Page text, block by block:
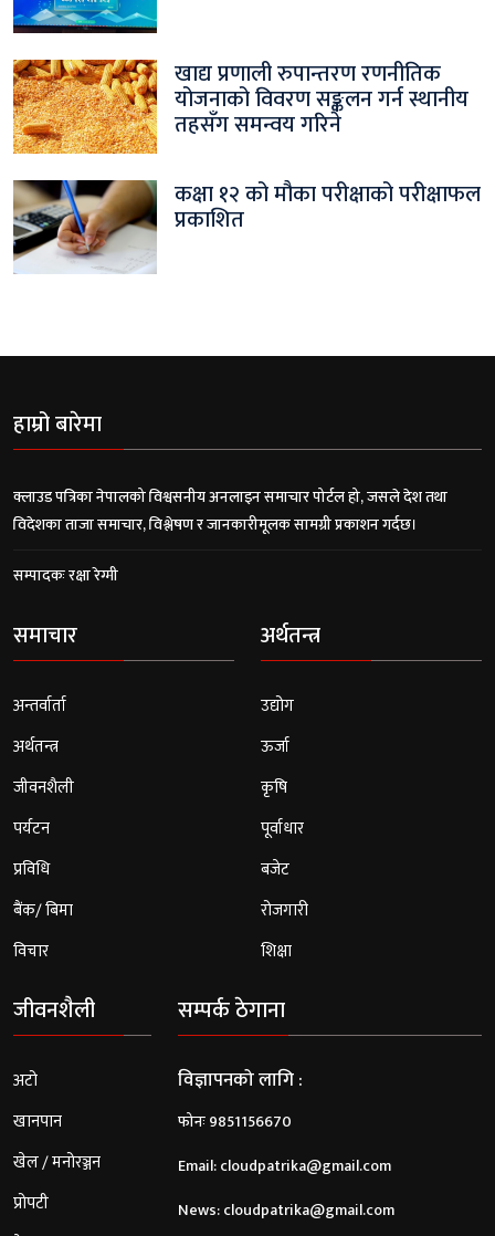
खाद्य प्रणाली रुपान्तरण रणनीतिक
योजनाको विवरण सङ्कलन गर्न स्थानीय
तहसँग समन्वय गरिने
कक्षा १२ को मौका परीक्षाको परीक्षाफल
प्रकाशित
हाम्रो बारेमा
क्लाउड पत्रिका नेपालको विश्वसनीय अनलाइन समाचार पोर्टल हो, जसले देश तथा
विदेशका ताजा समाचार, विश्लेषण र जानकारीमूलक सामग्री प्रकाशन गर्दछ।
सम्पादकः रक्षा रेग्मी
समाचार
अन्तर्वार्ता
अर्थतन्त्र
जीवनशैली
पर्यटन
प्रविधि
बैंक/ बिमा
विचार
अर्थतन्त्र
उद्योग
ऊर्जा
कृषि
पूर्वाधार
बजेट
रोजगारी
शिक्षा
जीवनशैली
अटो
खानपान
खेल / मनोरञ्जन
प्रोपटी
सम्पर्क ठेगाना
विज्ञापनको लागि :
फोनः 9851156670
Email:cloudpatrika@gmail.com
News:cloudpatrika@gmail.com